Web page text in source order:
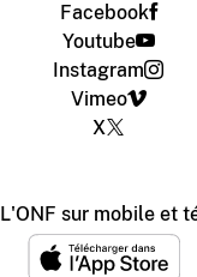
Facebook
Youtube
Instagram
Vimeo
X
L'ONF sur mobile et